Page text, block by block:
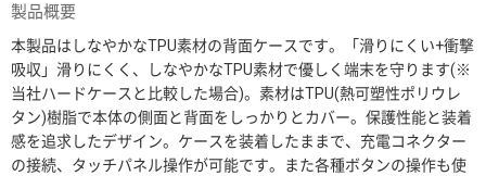
製品概要
本製品はしなやかなTPU素材の背面ケースです。「滑りにくい+衝撃
吸収」滑りにくく、しなやかなTPU素材で優しく端末を守ります(※
当社ハードケースと比較した場合)。素材はTPU(熱可塑性ポリウレ
タン)樹脂で本体の側面と背面をしっかりとカバー。保護性能と装着
感を追求したデザイン。ケースを装着したままで、充電コネクター
の接続、タッチパネル操作が可能です。また各種ボタンの操作も使